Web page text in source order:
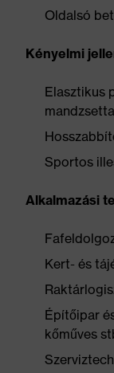
Oldalsó
Kényelmi
Elasztikus
mandzsetta
Sportos
Alkalmazási
Kert- és
Építőipar
kőműves